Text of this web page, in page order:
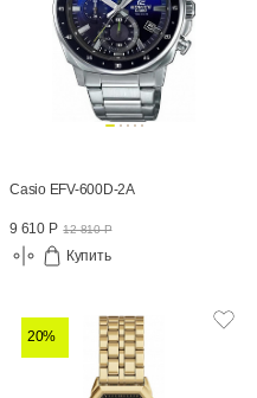
Casio EFV-600D-2A
9 610 Р 12 810 Р
Купить
20%